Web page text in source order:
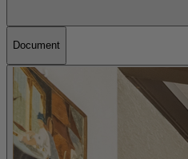
Document